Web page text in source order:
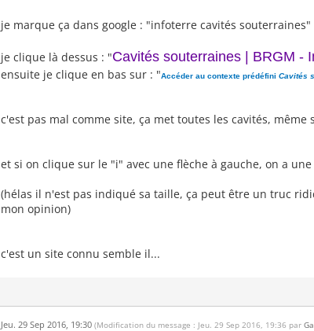
je marque ça dans google : "infoterre cavités souterraines"
je clique là dessus : "Cavités souterraines | BRGM -
ensuite je clique en bas sur : "Accéder au contexte prédéfini Cavités
c'est pas mal comme site, ça met toutes les cavités,
et si on clique sur le "i" avec une flèche à gauche, on a
(hélas il n'est pas indiqué sa taille, ça peut être un truc
mon opinion)
c'est un site connu semble il...
Jeu. 29 Sep 2016, 19:30 (Modification du message : Jeu. 29 Sep 2016, 19:36 par